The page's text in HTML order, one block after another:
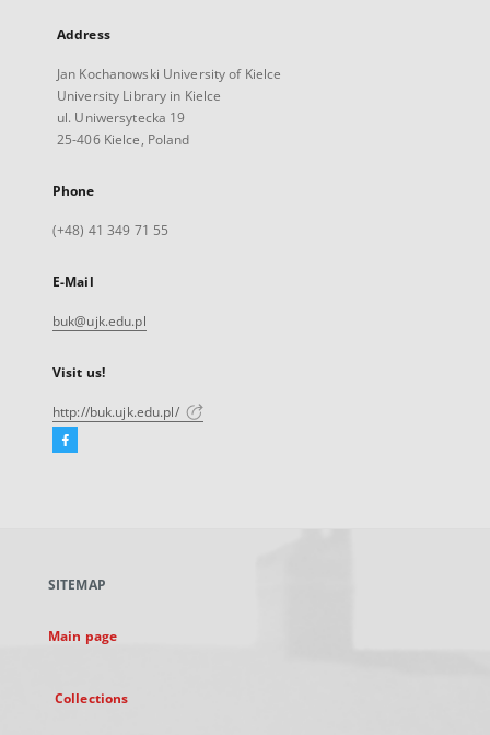
Address
Jan Kochanowski University of Kielce
University Library in Kielce
ul. Uniwersytecka 19
25-406 Kielce, Poland
Phone
(+48) 41 349 71 55
E-Mail
buk@ujk.edu.pl
Visit us!
http://buk.ujk.edu.pl/
Facebook
new
SITEMAP
Main page
Collections